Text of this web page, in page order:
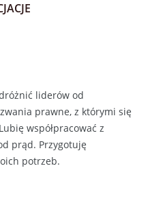
liderów od
prawne, z którymi się
współpracować z
prąd. Przygotuję
potrzeb.